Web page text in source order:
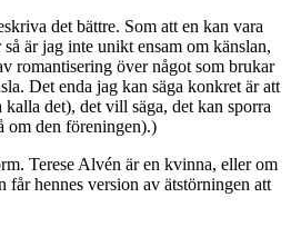
det bättre. Som att en kan vara
är jag inte unikt ensam om känslan,
romantisering över något som brukar
Det enda jag kan säga konkret är att
det), det vill säga, det kan sporra
om den föreningen).)
Terese Alvén är en kvinna, eller om
hennes version av ätstörningen att